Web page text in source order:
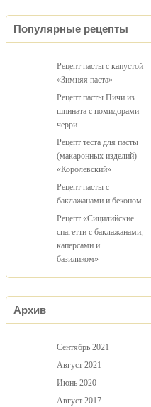
Популярные рецепты
Рецепт пасты с капустой
«Зимняя паста»
Рецепт пасты Пичи из
шпината с помидорами
черри
Рецепт теста для пасты
(макаронных изделий)
«Королевский»
Рецепт пасты с
баклажанами и беконом
Рецепт «Сицилийские
спагетти с баклажанами,
каперсами и
базиликом»
Архив
Сентябрь 2021
Август 2021
Июнь 2020
Август 2017